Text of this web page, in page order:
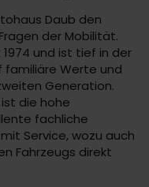
Daub den
der Mobilität.
und ist tief in der
familiäre Werte und
Generation.
die hohe
fachliche
Service, wozu auch
Fahrzeugs direkt